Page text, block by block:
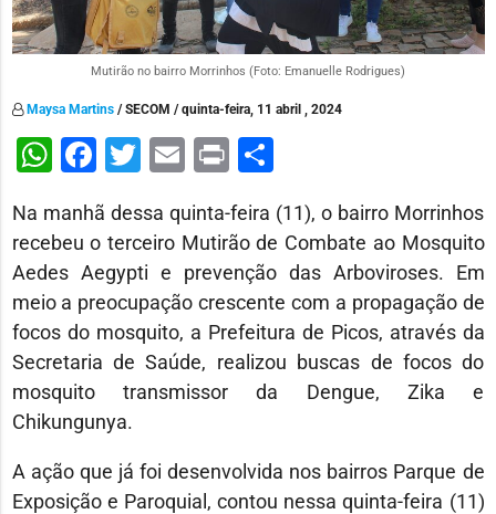
Mutirão no bairro Morrinhos (Foto: Emanuelle Rodrigues)
Maysa Martins/ SECOM / quinta-feira, 11 abril , 2024
WhatsApp
Facebook
Twitter
Email
PrintShare
Na manhã dessa quinta-feira (11), o bairro Morrinhos
recebeu o terceiro Mutirão de Combate ao Mosquito
Aedes Aegypti e prevenção das Arboviroses. Em
meio a preocupação crescente com a propagação de
focos do mosquito, a Prefeitura de Picos, através da
Secretaria de Saúde, realizou buscas de focos do
mosquito transmissor da Dengue, Zika e
Chikungunya.
A ação que já foi desenvolvida nos bairros Parque de
Exposição e Paroquial, contou nessa quinta-feira (11)